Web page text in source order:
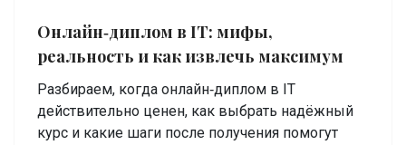
Онлайн‑диплом в IT: мифы,
реальность и как извлечь максимум
Разбираем, когда онлайн‑диплом в IT
действительно ценен, как выбрать надёжный
курс и какие шаги после получения помогут